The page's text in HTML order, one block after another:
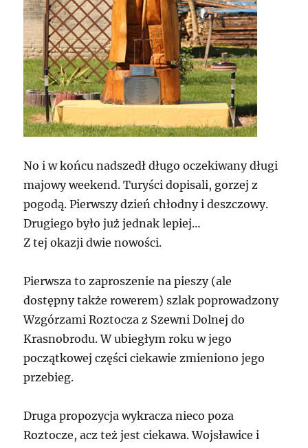
No i w końcu nadszedł długo oczekiwany długi
majowy weekend. Turyści dopisali, gorzej z
pogodą. Pierwszy dzień chłodny i deszczowy.
Drugiego było już jednak lepiej…
Z tej okazji dwie nowości.
Pierwsza to zaproszenie na pieszy (ale
dostępny także rowerem) szlak poprowadzony
Wzgórzami Roztocza z Szewni Dolnej do
Krasnobrodu. W ubiegłym roku w jego
początkowej części ciekawie zmieniono jego
przebieg.
Druga propozycja wykracza nieco poza
Roztocze, acz też jest ciekawa. Wojsławice i